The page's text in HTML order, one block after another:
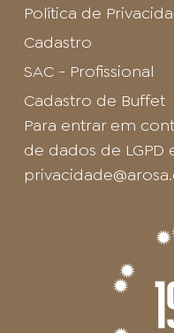
Política de
Cadastro
SAC - Profissional
Cadastro de Buffet
Para entrar em
de dados de